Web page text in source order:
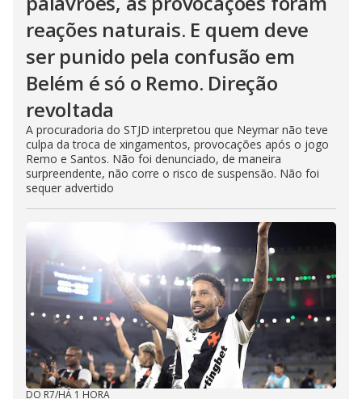
reações naturais. E quem deve
ser punido pela confusão em
Belém é só o Remo. Direção
revoltada
A procuradoria do STJD interpretou que Neymar não teve
culpa da troca de xingamentos, provocações após o jogo
Remo e Santos. Não foi denunciado, de maneira
surpreendente, não corre o risco de suspensão. Não foi
sequer advertido
DO R7/HÁ 1 HORA